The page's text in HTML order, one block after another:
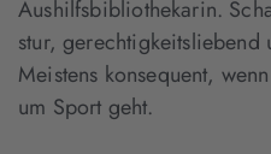
Aushilfsbibliothekarin.
stur, gerechtigkeitsliebend
Meistens konsequent,
um Sport geht.